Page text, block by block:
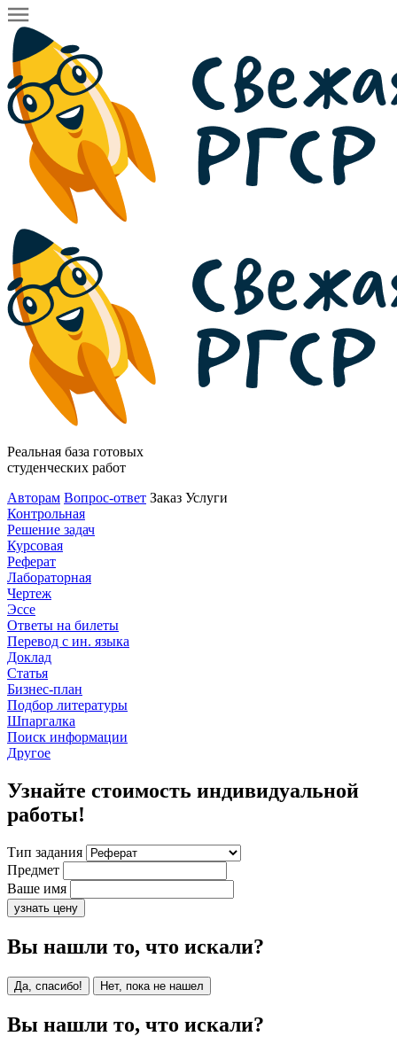
Реальная база готовых
студенческих работ
Авторам Вопрос-ответ Заказ Услуги
Контрольная
Решение задач
Курсовая
Реферат
Лабораторная
Чертеж
Эссе
Ответы на билеты
Перевод с ин. языка
Доклад
Статья
Бизнес-план
Подбор литературы
Шпаргалка
Поиск информации
Другое
Узнайте стоимость индивидуальной
работы!
Тип задания
Предмет
Ваше имя
узнать цену
Вы нашли то, что искали?
Да, спасибо! Нет, пока не нашел
Вы нашли то, что искали?